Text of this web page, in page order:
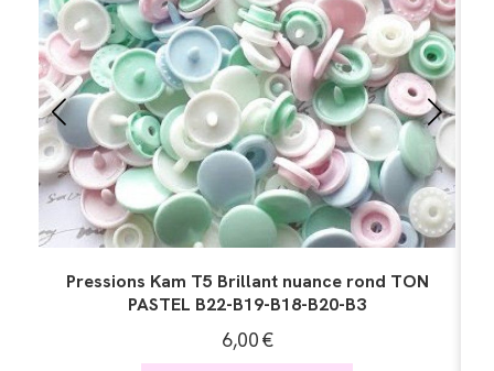
Pressions Kam T5 Brillant nuance rond TON NOIR
BLANC B3/ B5 / B11 / B13 / B22
6,00€